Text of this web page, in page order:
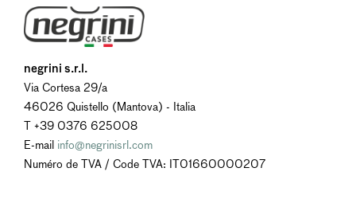
negrini s.r.l.
Via Cortesa 29/a
46026 Quistello (Mantova) - Italia
T +39 0376 625008
E-mail info@negrinisrl.com
Numéro de TVA / Code TVA: IT01660000207